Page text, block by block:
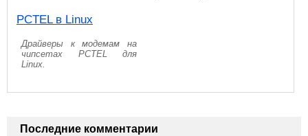
PCTEL в Linux
Драйверы к модемам на
чипсетах PCTEL для
Linux.
Последние комментарии